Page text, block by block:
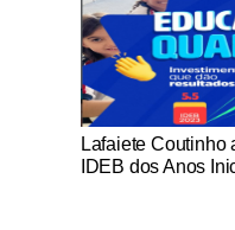
Notícias Católicas
Lafaiete Coutinho
IDEB dos Anos